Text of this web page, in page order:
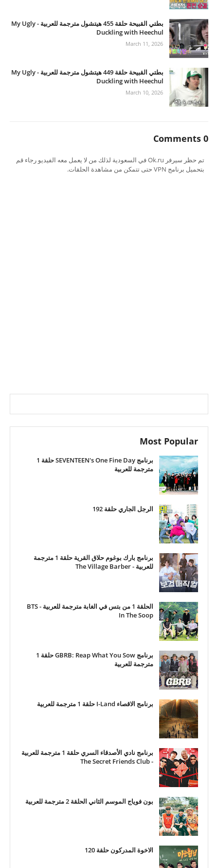
بطتي القبيحة حلقة 455 هيتشول مترجمة للعربية - My Ugly
Duckling with Heechul
March 11, 2026
بطتي القبيحة حلقة 449 هيتشول مترجمة للعربية - My Ugly
Duckling with Heechul
March 10, 2026
0 Comments
تم حظر سيرفر Ok.ru في السعودية لذلك من لا يعمل معه الفيديو رجاء قم
بتحميل برنامج VPN حتى تتمكن من مشاهدة الحلقات.
Most Popular
برنامج SEVENTEEN's One Fine Day حلقة 1
مترجمة للعربية
الرجل الجاري حلقة 192
برنامج بارك بوغوم حلاق القرية حلقة 1 مترجمة
للعربية - The Village Barber
الحلقة 1 من بتس في الغابة مترجمة للعربية - BTS
In The Soop
برنامج GBRB: Reap What You Sow حلقة 1
مترجمة للعربية
برنامج الاقصاء I-Land حلقة 1 مترجمة للعربية
برنامج نادي الأصدقاء السري حلقة 1 مترجمة للعربية
- The Secret Friends Club
بون فوياج الموسم الثاني الحلقة 2 مترجمة للعربية
الاخوة المدركون حلقة 120